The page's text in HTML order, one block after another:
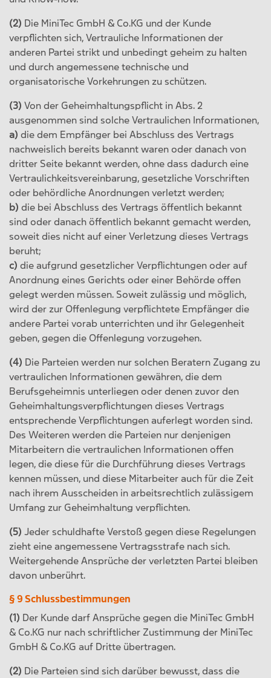
(2) Die MiniTec GmbH & Co.KG und der Kunde
verpflichten sich, Vertrauliche Informationen der
anderen Partei strikt und unbedingt geheim zu halten
und durch angemessene technische und
organisatorische Vorkehrungen zu schützen.
(3) Von der Geheimhaltungspflicht in Abs. 2
ausgenommen sind solche Vertraulichen Informationen,
a) die dem Empfänger bei Abschluss des Vertrags
nachweislich bereits bekannt waren oder danach von
dritter Seite bekannt werden, ohne dass dadurch eine
Vertraulichkeitsvereinbarung, gesetzliche Vorschriften
oder behördliche Anordnungen verletzt werden;
b) die bei Abschluss des Vertrags öffentlich bekannt
sind oder danach öffentlich bekannt gemacht werden,
soweit dies nicht auf einer Verletzung dieses Vertrags
beruht;
c) die aufgrund gesetzlicher Verpflichtungen oder auf
Anordnung eines Gerichts oder einer Behörde offen
gelegt werden müssen. Soweit zulässig und möglich,
wird der zur Offenlegung verpflichtete Empfänger die
andere Partei vorab unterrichten und ihr Gelegenheit
geben, gegen die Offenlegung vorzugehen.
(4) Die Parteien werden nur solchen Beratern Zugang zu
vertraulichen Informationen gewähren, die dem
Berufsgeheimnis unterliegen oder denen zuvor den
Geheimhaltungsverpflichtungen dieses Vertrags
entsprechende Verpflichtungen auferlegt worden sind.
Des Weiteren werden die Parteien nur denjenigen
Mitarbeitern die vertraulichen Informationen offen
legen, die diese für die Durchführung dieses Vertrags
kennen müssen, und diese Mitarbeiter auch für die Zeit
nach ihrem Ausscheiden in arbeitsrechtlich zulässigem
Umfang zur Geheimhaltung verpflichten.
(5) Jeder schuldhafte Verstoß gegen diese Regelungen
zieht eine angemessene Vertragsstrafe nach sich.
Weitergehende Ansprüche der verletzten Partei bleiben
davon unberührt.
§ 9 Schlussbestimmungen
(1) Der Kunde darf Ansprüche gegen die MiniTec GmbH
& Co.KG nur nach schriftlicher Zustimmung der MiniTec
GmbH & Co.KG auf Dritte übertragen.
(2) Die Parteien sind sich darüber bewusst, dass die